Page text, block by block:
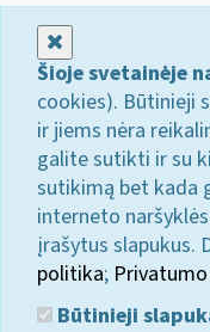
Šioje svetainėje
cookies). Būtinieji
ir jiems nėra
galite sutikti ir su
sutikimą bet kada
interneto
įrašytus slapukus.
politika;
Būtinieji